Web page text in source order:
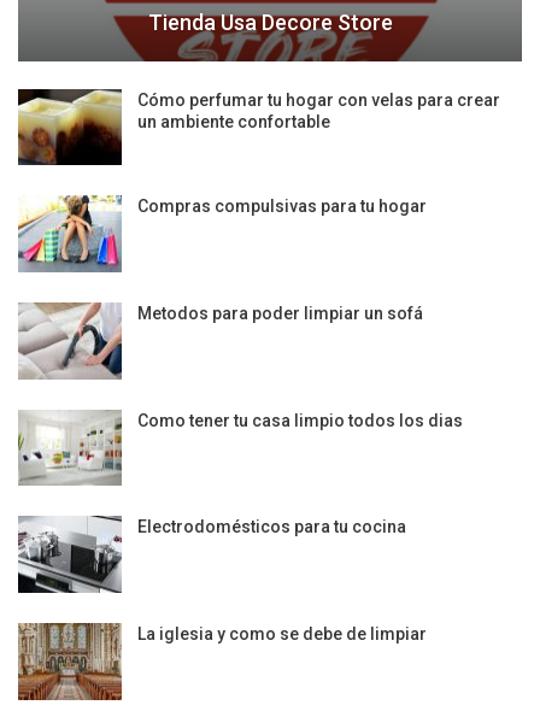
Tienda Usa Decore Store
Cómo perfumar tu hogar con velas para crear
un ambiente confortable
Compras compulsivas para tu hogar
Metodos para poder limpiar un sofá
Como tener tu casa limpio todos los dias
Electrodomésticos para tu cocina
La iglesia y como se debe de limpiar